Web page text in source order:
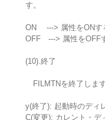
す。
ON ---> 属性をONす
OFF ---> 属性をOFF
(10).終了
FILMTNを終了します
y(終了): 起動時のディ
C(変更): カレント・デ